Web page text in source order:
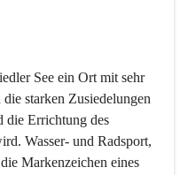
See ein Ort mit sehr
starken Zusiedelungen
die Errichtung des
Wasser- und Radsport,
Markenzeichen eines